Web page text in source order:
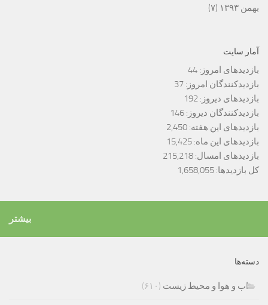
بهمن ۱۳۹۳
(۷)
آمار سایت
بازدیدهای امروز: 44
بازدیدکنندگان امروز: 37
بازدیدهای دیروز: 192
بازدیدکنندگان دیروز: 146
بازدیدهای این هفته: 2,450
بازدیدهای این ماه: 15,425
بازدیدهای امسال: 215,218
کل بازدیدها: 1,658,055
بیشتر
دسته‌ها
اب و هوا و محیط زیست (۶۱۰)